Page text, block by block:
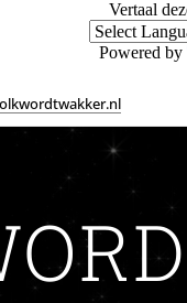
Vertaal
Powered by